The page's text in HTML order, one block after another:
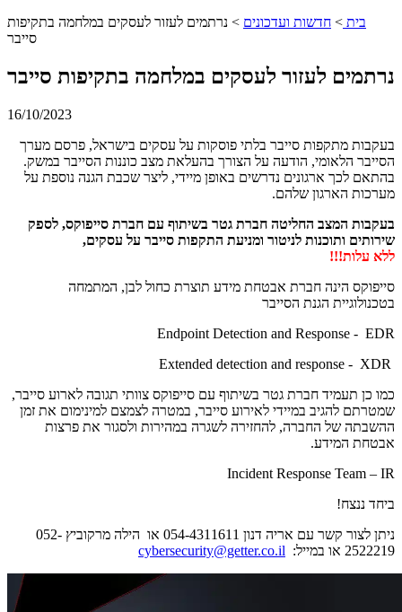
בית > חדשות ועדכונים > נרתמים לעזור לעסקים במלחמה בתקיפות
סייבר
נרתמים לעזור לעסקים במלחמה בתקיפות סייבר
16/10/2023
בעקבות מתקפות סייבר בלתי פוסקות על עסקים בישראל, פרסם מערך
הסייבר הלאומי, הודעה על הצורך בהעלאת מצב כוננות הסייבר במשק.
בהתאם לכך ארגונים נדרשים באופן מיידי, ליצר שכבת הגנה נוספת על
מערכות הארגון שלהם.
בעקבות המצב החליטה חברת גטר בשיתוף עם חברת סייפוקס, לספק
שירותים ותוכנות לניטור ומניעת התקפות סייבר על עסקים,
ללא עלות!!!
סייפוקס הינה חברת אבטחת מידע תוצרת כחול לבן, המתמחה
בטכנולוגיית הגנת הסייבר
Endpoint Detection and Response - EDR
כמו כן תעמיד חברת גטר בשיתוף עם סייפוקס צוותי תגובה לארוע סייבר,
שמטרתם להגיב במיידי לאירוע סייבר, במטרה לצמצם למינימום את זמן
ההשבתה של החברה, להחזירה לשגרה במהירות ולסגור את פרצות
אבטחת המידע.
Incident Response Team – IR
ביחד ננצח!
ניתן לצור קשר עם אריה דנון 054-4311611 או הילה מרקוביץ 052-
2522219 או במייל:
cybersecurity@getter.co.il